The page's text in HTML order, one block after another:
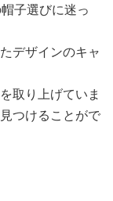
子選びに迷っ
デザインのキャ
取り上げていま
つけることがで